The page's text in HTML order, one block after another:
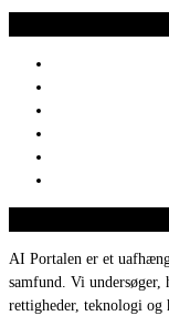
AI Portalen er et
samfund. Vi
rettigheder, teknologi og